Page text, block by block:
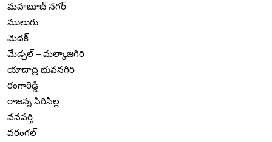
మహబూబ్ నగర్
ములుగు
మెదక్
మేడ్చల్ – మల్కాజిగిరి
యాదాద్రి భువనగిరి
రంగారెడ్డి
రాజన్న సిరిసిల్ల
వనపర్తి
వరంగల్